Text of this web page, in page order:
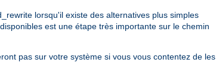
lorsqu'il existe des alternatives plus simples
est une étape très importante sur le chemin
pas sur votre système si vous vous contentez de les